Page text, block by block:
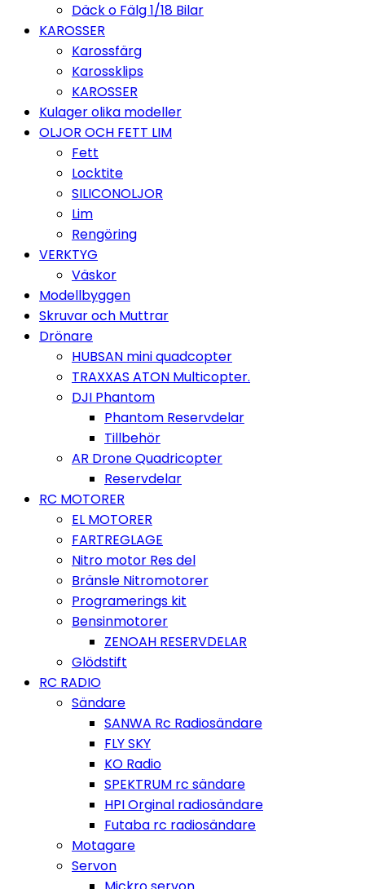
Däck o Fälg 1/18 Bilar
KAROSSER
Karossfärg
Karossklips
KAROSSER
Kulager olika modeller
OLJOR OCH FETT LIM
Fett
Locktite
SILICONOLJOR
Lim
Rengöring
VERKTYG
Väskor
Modellbyggen
Skruvar och Muttrar
Drönare
HUBSAN mini quadcopter
TRAXXAS ATON Multicopter.
DJI Phantom
Phantom Reservdelar
Tillbehör
AR Drone Quadricopter
Reservdelar
RC MOTORER
EL MOTORER
FARTREGLAGE
Nitro motor Res del
Bränsle Nitromotorer
Programerings kit
Bensinmotorer
ZENOAH RESERVDELAR
Glödstift
RC RADIO
Sändare
SANWA Rc Radiosändare
FLY SKY
KO Radio
SPEKTRUM rc sändare
HPI Orginal radiosändare
Futaba rc radiosändare
Motagare
Servon